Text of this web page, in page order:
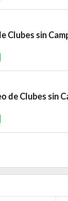
Clubes sin